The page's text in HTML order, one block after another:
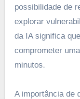
possibilidade de
explorar
da IA significa
comprometer
minutos.
A importância de